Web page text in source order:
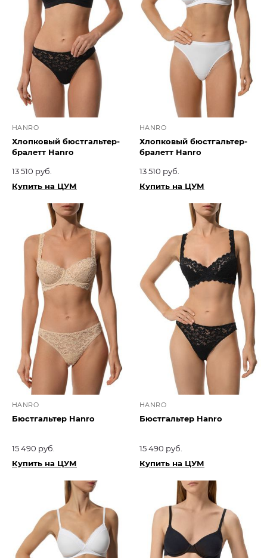
HANRO
Хлопковый бюстгальтер-
бралетт Hanro
13 510 руб.
Купить на ЦУМ
HANRO
Хлопковый бюстгальтер-
бралетт Hanro
13 510 руб.
Купить на ЦУМ
HANRO
Бюстгальтер Hanro
15 490 руб.
Купить на ЦУМ
HANRO
Бюстгальтер Hanro
15 490 руб.
Купить на ЦУМ